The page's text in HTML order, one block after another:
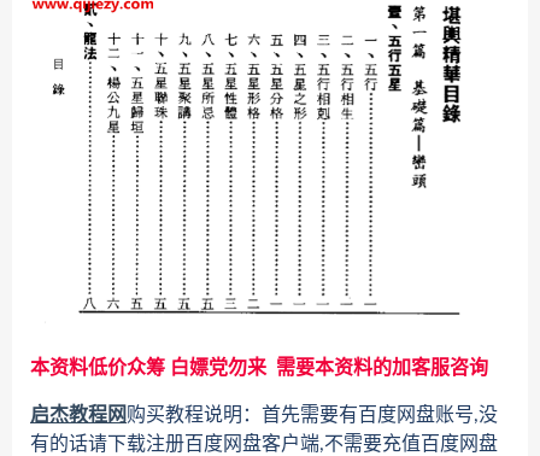
本资料低价众筹 白嫖党勿来 需要本资料的加客服咨询
启杰教程网购买教程说明：首先需要有百度网盘账号,没
有的话请下载注册百度网盘客户端,不需要充值百度网盘